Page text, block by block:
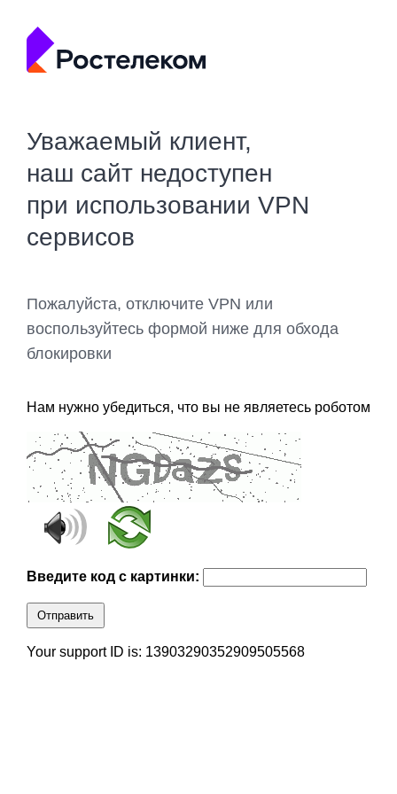
Уважаемый клиент,
наш сайт недоступен
при использовании VPN
сервисов
Пожалуйста, отключите VPN или
воспользуйтесь формой ниже для обхода
блокировки
Нам нужно убедиться, что вы не являетесь роботом
Введите код с картинки:
Отправить
Your support ID is: 13903290352909505568